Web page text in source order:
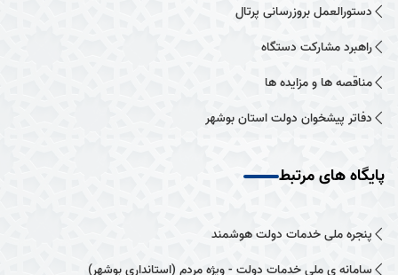
دستورالعمل بروزرسانی پرتال
راهبرد مشارکت دستگاه
مناقصه ها و مزایده ها
دفاتر پیشخوان دولت استان بوشهر
پایگاه های مرتبط
پنجره ملی خدمات دولت هوشمند
سامانه ی ملی خدمات دولت - ویژه مردم (استانداری بوشهر)